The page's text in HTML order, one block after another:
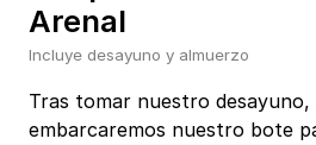
Arenal
Incluye desayuno y almuerzo
Tras tomar nuestro desayuno,
embarcaremos nuestro bote